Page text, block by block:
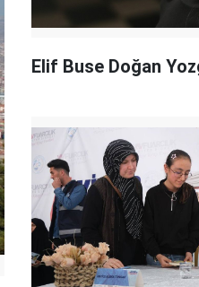
Elif Buse Doğan